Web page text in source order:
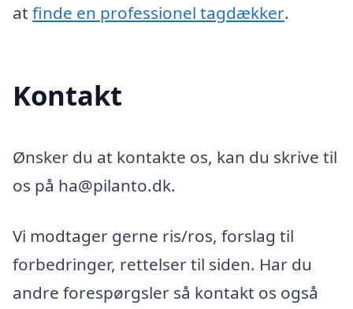
at finde en professionel tagdækker.
Kontakt
Ønsker du at kontakte os, kan du skrive til
os på ha@pilanto.dk.
Vi modtager gerne ris/ros, forslag til
forbedringer, rettelser til siden. Har du
andre forespørgsler så kontakt os også